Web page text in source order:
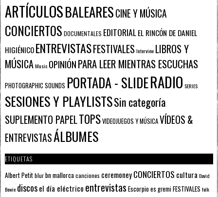
ARTÍCULOSBALEARESCINE Y MÚSICA
CONCIERTOS DOCUMENTALES EDITORIALEL RINCÓN DE DANIEL
HIGIÉNICOENTREVISTASFESTIVALESInterview LIBROS Y
MÚSICAMusic OPINIÓNPARA LEER MIENTRAS ESCUCHAS
PHOTOGRAPHIC SOUNDS PORTADA - SLIDERADIO SERIES
SESIONES Y PLAYLISTSSin categoría
SUPLEMENTO PAPELTOPSVIDEOJUEGOS Y MÚSICAVÍDEOS &
ENTREVISTASÁLBUMES
ETIQUETAS
Albert Petitblurbn mallorcacanciones ceremoneyCONCIERTOS cultura David
Bowie discosel día eléctrico entrevistas Escorpioes gremiFESTIVALES folk